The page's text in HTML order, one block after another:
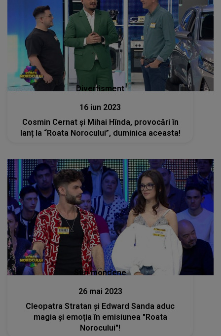
Divertisment
16 iun 2023
Cosmin Cernat și Mihai Hînda, provocări în
lanț la “Roata Norocului”, duminica aceasta!
Stiri mondene
26 mai 2023
Cleopatra Stratan și Edward Sanda aduc
magia și emoția în emisiunea "Roata
Norocului"!